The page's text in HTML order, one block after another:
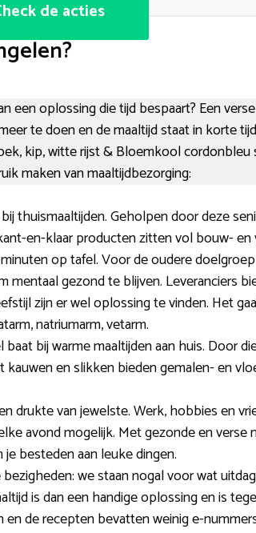
de acties
oplossing die tijd bespaart? Een
te doen en de maaltijd staat in korte
kip, witte rijst & Bloemkool
maken van maaltijdbezorging:
thuismaaltijden. Geholpen door deze
en-klaar producten zitten vol bouw-
op tafel. Voor de oudere
gezond te blijven. Leveranciers
zijn er wel oplossing te vinden. Het
natriumarm, vetarm.
bij warme maaltijden aan huis. Door
en slikken bieden gemalen- en
drukte van jewelste. Werk, hobbies en
avond mogelijk. Met gezonde en verse
besteden aan leuke dingen.
we staan nogal voor wat
is dan een handige oplossing en is
de recepten bevatten weinig e-